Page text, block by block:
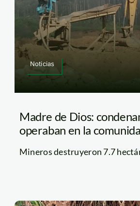
Noticias
Madre de Dios:
operaban en la
Mineros destruyeron 7.7